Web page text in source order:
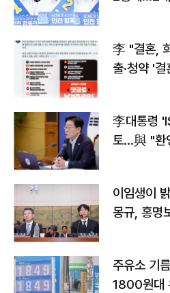
李 "결혼,
출·청약 '
李대통령
토…與 "환
이임생이
몽규, 홍명
주유소 기
1800원대